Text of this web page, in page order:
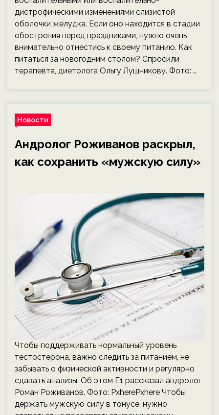
дистрофическими изменениями слизистой
оболочки желудка. Если оно находится в стадии
обострения перед праздниками, нужно очень
внимательно отнестись к своему питанию. Как
питаться за новогодним столом? Спросили
терапевта, диетолога Ольгу Лушникову. Фото: …
Новости
Андролог Роживанов раскрыл,
как сохранить «мужскую силу»
Чтобы поддерживать нормальный уровень
тестостерона, важно следить за питанием, не
забывать о физической активности и регулярно
сдавать анализы. Об этом Е1 рассказал андролог
Роман Роживанов. Фото: PxherePxhere Чтобы
держать мужскую силу в тонусе, нужно